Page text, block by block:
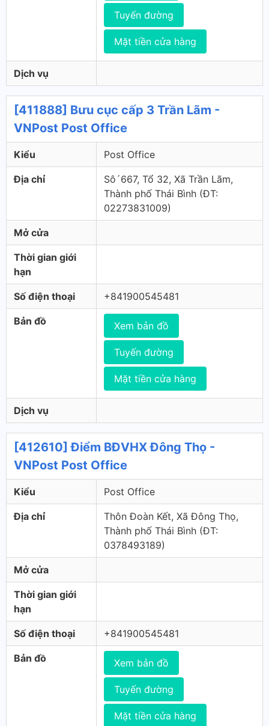
Tuyến đường
Mặt tiền cửa hàng
Dịch vụ
[411888] Bưu cục cấp 3 Trần Lãm -
VNPost Post Office
Kiểu Post Office
Địa chỉ
Sô´667, Tổ 32, Xã Trần Lãm,
Thành phố Thái Bình (ÐT:
02273831009)
Mở cửa
Thời gian giới
hạn
Số điện thoại +841900545481
Bản đồ Xem bản đồ
Tuyến đường
Mặt tiền cửa hàng
Dịch vụ
[412610] Điểm BĐVHX Đông Thọ -
VNPost Post Office
Kiểu Post Office
Địa chỉ
Thôn Đoàn Kết, Xã Đông Thọ,
Thành phố Thái Bình (ÐT:
0378493189)
Mở cửa
Thời gian giới
hạn
Số điện thoại +841900545481
Bản đồ Xem bản đồ
Tuyến đường
Mặt tiền cửa hàng